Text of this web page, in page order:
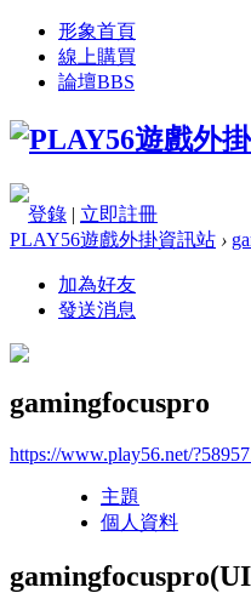
形象首頁
線上購買
論壇BBS
登錄 | 立即註冊
PLAY56遊戲外掛資訊站 ›
加為好友
發送消息
gamingfocuspro
https://www.play56.net/
主題
個人資料
gamingfocuspro